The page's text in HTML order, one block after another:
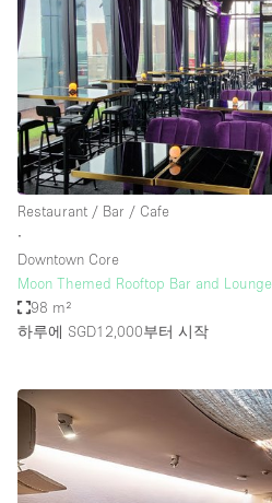
Restaurant / Bar / Cafe
∙
Downtown Core
Moon Themed Rooftop Bar and Lounge
98 m²
하루에 SGD12,000부터 시작